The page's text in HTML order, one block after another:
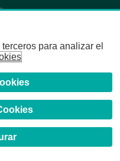
para analizar el